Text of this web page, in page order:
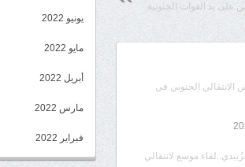
على يد القوات الجنوبية
الجنوبي في
موسع لانتقالي
يونيو 2022
مايو 2022
أبريل 2022
مارس 2022
فبراير 2022